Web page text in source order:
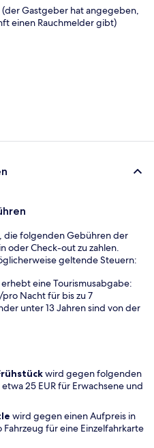
(der Gastgeber hat angegeben,
einen Rauchmelder gibt)
die folgenden Gebühren der
oder Check-out zu zahlen.
geltende Steuern:
eine Tourismusabgabe:
Nacht für bis zu 7
unter 13 Jahren sind von der
wird gegen folgenden
25 EUR für Erwachsene und
wird gegen einen Aufpreis in
Fahrzeug für eine Einzelfahrkarte